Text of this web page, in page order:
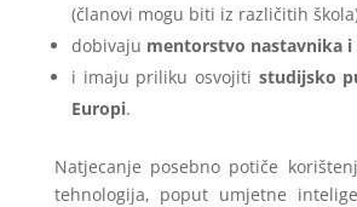
(članovi mogu biti iz različitih
dobivaju mentorstvo nastavnika
i imaju priliku osvojiti studijsko
Europi.
Natjecanje posebno potiče
tehnologija, poput umjetne